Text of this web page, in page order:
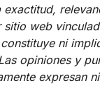
exactitud,
sitio web
ni
opiniones y
expresan